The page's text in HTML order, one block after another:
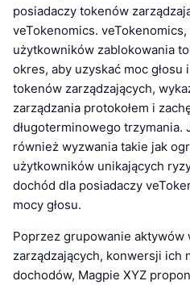
posiadaczy tokenów
veTokenomics.
użytkowników zablokowania
okres, aby uzyskać moc głosu
tokenów zarządzających,
zarządzania protokołem i
długoterminowego trzymania.
również wyzwania takie jak
użytkowników unikających
dochód dla posiadaczy
mocy głosu.
Poprzez grupowanie aktywów
zarządzających, konwersji ich
dochodów, Magpie XYZ